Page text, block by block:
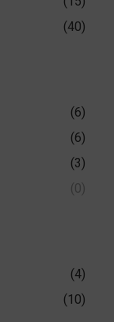
(40)
(6)
(6)
(3)
(0)
(4)
(10)